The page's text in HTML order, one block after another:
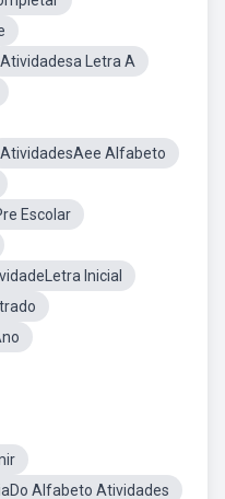
Atividadesa Letra A
AtividadesAee Alfabeto
Escolar
Inicial
Alfabeto Atividades